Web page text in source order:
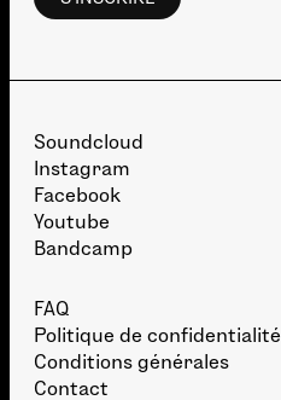
Soundcloud
Instagram
Facebook
Youtube
Bandcamp
FAQ
Politique de confidentialité
Conditions générales
Contact